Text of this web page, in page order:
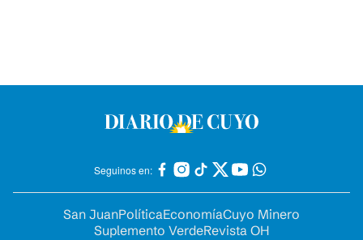
Seguinos en:
San JuanPolíticaEconomíaCuyo Minero
Suplemento VerdeRevista OH